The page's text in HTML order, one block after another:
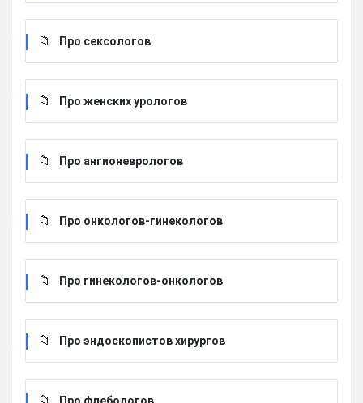
Про сексологов
Про женских урологов
Про ангионеврологов
Про онкологов-гинекологов
Про гинекологов-онкологов
Про эндоскопистов хирургов